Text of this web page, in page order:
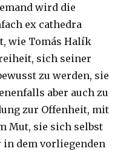
wird die
ex cathedra
wie Tomás Halík
sich seiner
zu werden, sie
aber auch zu
zur Offenheit, mit
Mut, sie sich selbst
in dem vorliegenden